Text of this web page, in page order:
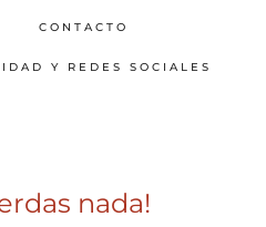
CONTACTO
Y REDES SOCIALES
nada!